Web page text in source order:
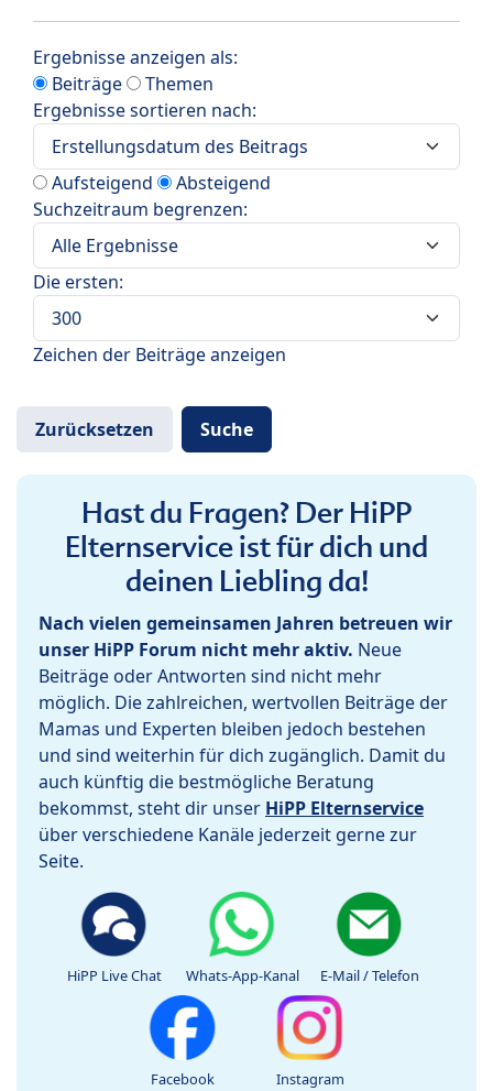
Ergebnisse anzeigen als:
Beiträge
Themen
Ergebnisse sortieren nach:
Aufsteigend
Absteigend
Suchzeitraum begrenzen:
Die ersten:
Zeichen der Beiträge anzeigen
Hast du Fragen? Der HiPP
Elternservice ist für dich und
deinen Liebling da!
Nach vielen gemeinsamen Jahren betreuen wir
unser HiPP Forum nicht mehr aktiv. Neue
Beiträge oder Antworten sind nicht mehr
möglich. Die zahlreichen, wertvollen Beiträge der
Mamas und Experten bleiben jedoch bestehen
und sind weiterhin für dich zugänglich. Damit du
auch künftig die bestmögliche Beratung
bekommst, steht dir unser HiPP Elternservice
über verschiedene Kanäle jederzeit gerne zur
Seite.
HiPP Live Chat Whats-App-Kanal E-Mail / Telefon
Facebook Instagram